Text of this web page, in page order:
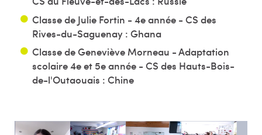
Classe de Julie Fortin - 4e année - CS des
Rives-du-Saguenay : Ghana
Classe de Geneviève Morneau - Adaptation
scolaire 4e et 5e année - CS des Hauts-Bois-
de-l'Outaouais : Chine